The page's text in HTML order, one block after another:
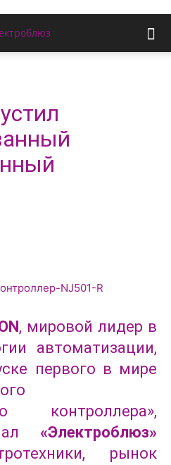
, мировой лидер в
автоматизации,
первого в мире
контроллера»,
«Электроблюз»
рынок